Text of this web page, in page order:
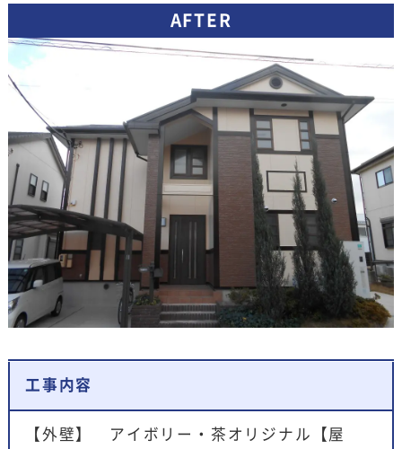
AFTER
工事内容
【外壁】 アイボリー・茶オリジナル【屋